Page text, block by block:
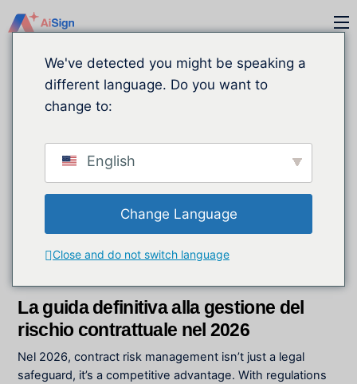
DICEMBRE
2
La guida definitiva alla gestione del
rischio contrattuale nel 2026
Nel 2026,contract risk management isn’t just a legal
safeguard, it’s a competitive advantage. With regulations
We've detected you might be speaking a
different language. Do you want to
change to:
English
Change Language
Close and do not switch language